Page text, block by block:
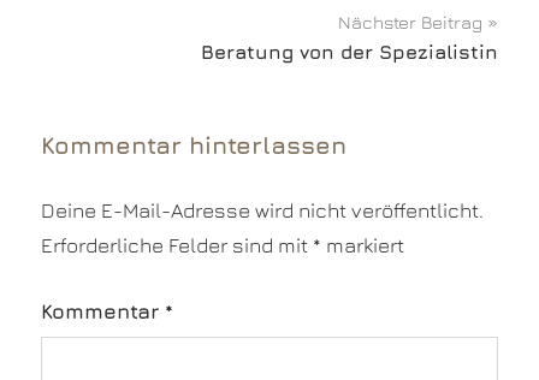
Nächster Beitrag
Beratung von der Spezialistin
Kommentar hinterlassen
Deine E-Mail-Adresse wird nicht veröffentlicht.
Erforderliche Felder sind mit * markiert
Kommentar *